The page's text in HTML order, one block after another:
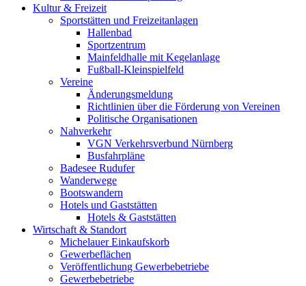
Kultur & Freizeit
Sportstätten und Freizeitanlagen
Hallenbad
Sportzentrum
Mainfeldhalle mit Kegelanlage
Fußball-Kleinspielfeld
Vereine
Änderungsmeldung
Richtlinien über die Förderung von Vereinen
Politische Organisationen
Nahverkehr
VGN Verkehrsverbund Nürnberg
Busfahrpläne
Badesee Rudufer
Wanderwege
Bootswandern
Hotels und Gaststätten
Hotels & Gaststätten
Wirtschaft & Standort
Michelauer Einkaufskorb
Gewerbeflächen
Veröffentlichung Gewerbebetriebe
Gewerbebetriebe